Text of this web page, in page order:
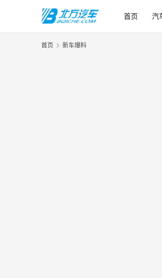
首页 汽
首页 新车爆料